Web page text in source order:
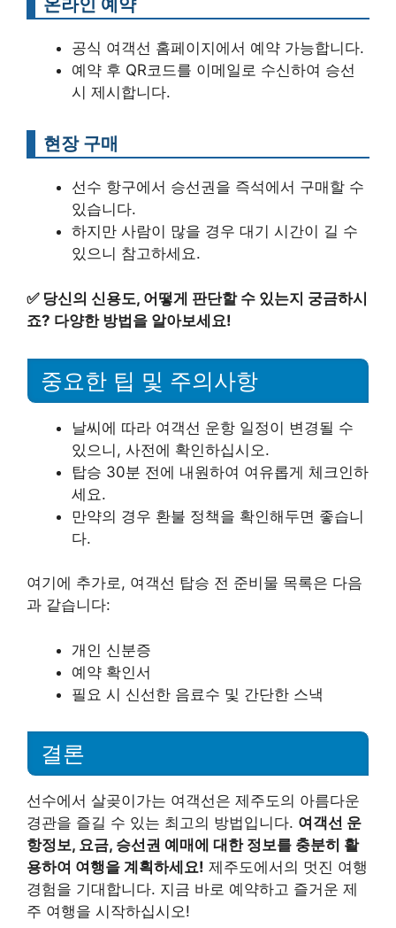
공식 여객선 홈페이지에서 예약 가능합니다.
예약 후 QR코드를 이메일로 수신하여 승선
시 제시합니다.
현장 구매
선수 항구에서 승선권을 즉석에서 구매할 수
있습니다.
하지만 사람이 많을 경우 대기 시간이 길 수
있으니 참고하세요.
✅ 당신의 신용도, 어떻게 판단할 수 있는지 궁금하시
죠? 다양한 방법을 알아보세요!
중요한 팁 및 주의사항
날씨에 따라 여객선 운항 일정이 변경될 수
있으니, 사전에 확인하십시오.
탑승 30분 전에 내원하여 여유롭게 체크인하
세요.
만약의 경우 환불 정책을 확인해두면 좋습니
다.
여기에 추가로, 여객선 탑승 전 준비물 목록은 다음
과 같습니다:
개인 신분증
예약 확인서
필요 시 신선한 음료수 및 간단한 스낵
결론
선수에서 살곶이가는 여객선은 제주도의 아름다운
경관을 즐길 수 있는 최고의 방법입니다. 여객선 운
항정보, 요금, 승선권 예매에 대한 정보를 충분히 활
용하여 여행을 계획하세요! 제주도에서의 멋진 여행
경험을 기대합니다. 지금 바로 예약하고 즐거운 제
주 여행을 시작하십시오!